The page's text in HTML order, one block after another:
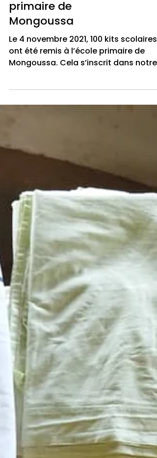
Livraison de fournitures
scolaires à l'école
primaire de
Mongoussa
Mongoussa. Cela s’inscrit dans notre